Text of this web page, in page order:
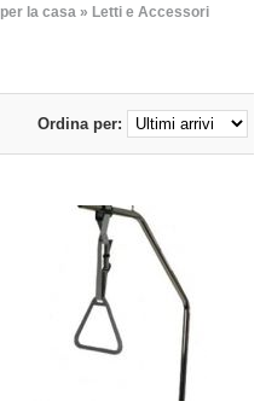
la casa » Letti e Accessori
Ordina per: